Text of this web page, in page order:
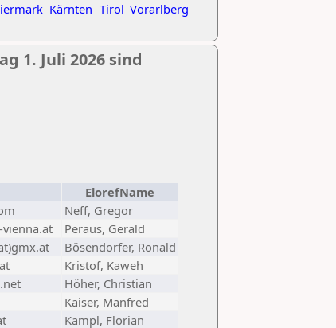
Kärnten Tirol Vorarlberg
1. Juli 2026 sind
ElorefName
Neff, Gregor
Peraus, Gerald
Bösendorfer, Ronald
Kristof, Kaweh
Höher, Christian
Kaiser, Manfred
Kampl, Florian